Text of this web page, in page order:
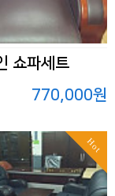
쇼파세트
770,000원
Hot